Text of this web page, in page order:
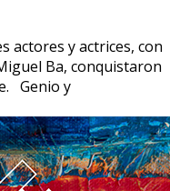
actores y actrices, con
Ba, conquistaron
Genio y